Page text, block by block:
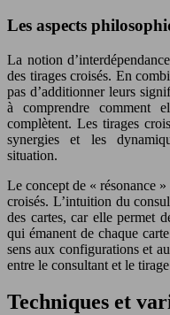
Les aspects
La notion
des tirages croisés. En
pas d’additionner leurs
à comprendre comment
complètent. Les tirages
synergies et les
situation.
Le concept de « résonance
croisés. L’intuition du
des cartes, car elle permet
qui émanent de chaque
sens aux configurations et
entre le consultant et le
Techniques et